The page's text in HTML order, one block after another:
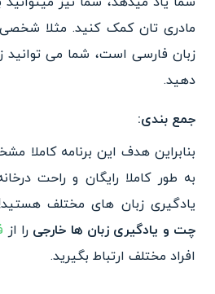
مادری تان کمک کنید. مثلا
زبان فارسی است، شما می توانید
دهید.
جمع بندی:
بنابراین هدف این برنامه کاملا
به طور کاملا رایگان و راحت
یادگیری زبان های مختلف
چت و یادگیری زبان ها خارجی را از
افراد مختلف ارتباط بگیرید.